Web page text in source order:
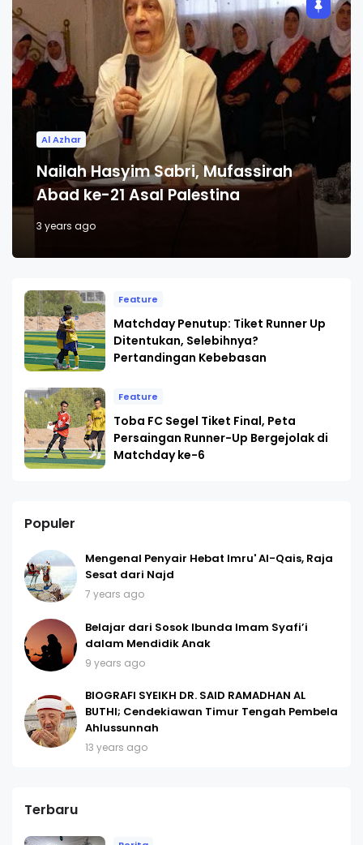
Al Azhar
Nailah Hasyim Sabri, Mufassirah
Abad ke-21 Asal Palestina
3 years ago
Feature
Matchday Penutup: Tiket Runner Up
Ditentukan, Selebihnya?
Pertandingan Kebebasan
Feature
Toba FC Segel Tiket Final, Peta
Persaingan Runner-Up Bergejolak di
Matchday ke-6
Populer
Mengenal Penyair Hebat Imru' Al-Qais, Raja
Sesat dari Najd
7 years ago
Belajar dari Sosok Ibunda Imam Syafi’i
dalam Mendidik Anak
9 years ago
BIOGRAFI SYEIKH DR. SAID RAMADHAN AL
BUTHI; Cendekiawan Timur Tengah Pembela
Ahlussunnah
13 years ago
Terbaru